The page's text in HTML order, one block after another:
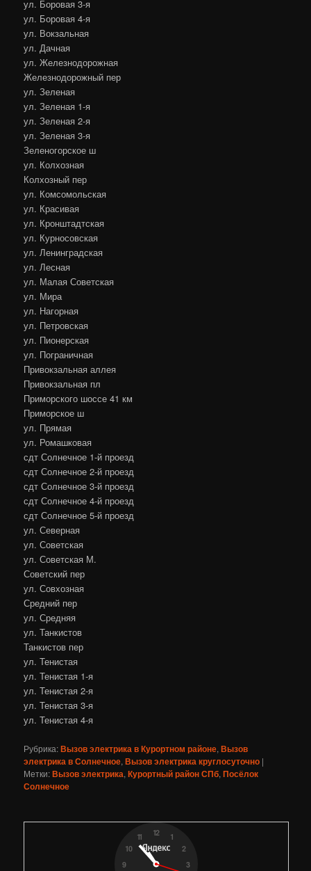
ул. Боровая 3-я
ул. Боровая 4-я
ул. Вокзальная
ул. Дачная
ул. Железнодорожная
Железнодорожный пер
ул. Зеленая
ул. Зеленая 1-я
ул. Зеленая 2-я
ул. Зеленая 3-я
Зеленогорское ш
ул. Колхозная
Колхозный пер
ул. Комсомольская
ул. Красивая
ул. Кронштадтская
ул. Курносовская
ул. Ленинградская
ул. Лесная
ул. Малая Советская
ул. Мира
ул. Нагорная
ул. Петровская
ул. Пионерская
ул. Пограничная
Привокзальная аллея
Привокзальная пл
Приморского шоссе 41 км
Приморское ш
ул. Прямая
ул. Ромашковая
сдт Солнечное 1-й проезд
сдт Солнечное 2-й проезд
сдт Солнечное 3-й проезд
сдт Солнечное 4-й проезд
сдт Солнечное 5-й проезд
ул. Северная
ул. Советская
ул. Советская М.
Советский пер
ул. Совхозная
Средний пер
ул. Средняя
ул. Танкистов
Танкистов пер
ул. Тенистая
ул. Тенистая 1-я
ул. Тенистая 2-я
ул. Тенистая 3-я
ул. Тенистая 4-я
Рубрика:Вызов электрика в Курортном районе,Вызов
электрика в Солнечное,Вызов электрика круглосуточно |
Метки:Вызов электрика,Курортный район СПб,Посёлок
Солнечное